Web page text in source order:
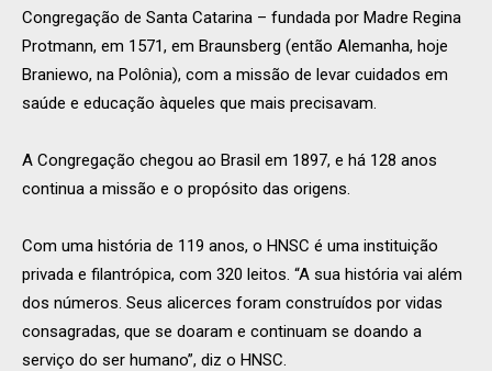
Congregação de Santa Catarina – fundada por Madre Regina
Protmann, em 1571, em Braunsberg (então Alemanha, hoje
Braniewo, na Polônia), com a missão de levar cuidados em
saúde e educação àqueles que mais precisavam.
A Congregação chegou ao Brasil em 1897, e há 128 anos
continua a missão e o propósito das origens.
Com uma história de 119 anos, o HNSC é uma instituição
privada e filantrópica, com 320 leitos. “A sua história vai além
dos números. Seus alicerces foram construídos por vidas
consagradas, que se doaram e continuam se doando a
serviço do ser humano”, diz o HNSC.